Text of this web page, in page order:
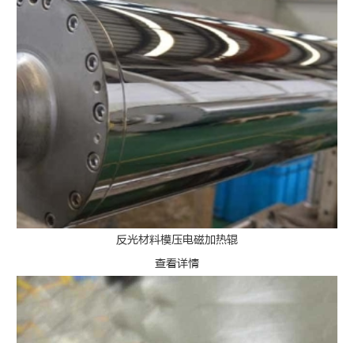
反光材料模压电磁加热辊
查看详情